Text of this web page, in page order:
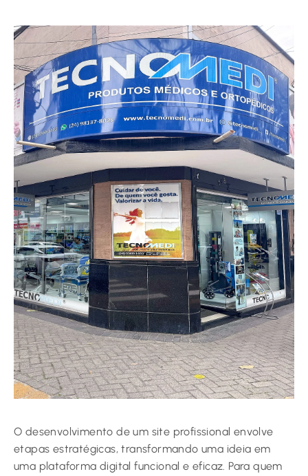
O desenvolvimento de um site profissional envolve
etapas estratégicas, transformando uma ideia em
uma plataforma digital funcional e eficaz. Para quem